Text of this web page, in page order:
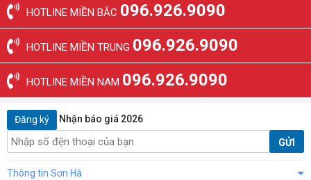
HOTLINE MIỀN BẮC 096.926.9090
HOTLINE MIỀN TRUNG 096.926.9090
HOTLINE MIỀN NAM 096.926.9090
Đăng ký Nhận báo giá 2026
GỬI
Thông tin Sơn Hà